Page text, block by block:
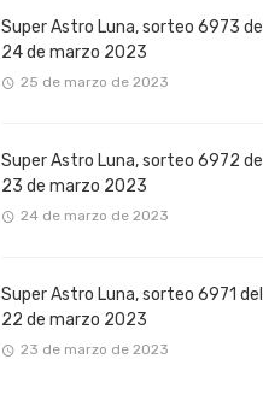
Super Astro Luna, sorteo 6973 del
24 de marzo 2023
25 de marzo de 2023
Super Astro Luna, sorteo 6972 del
23 de marzo 2023
24 de marzo de 2023
Super Astro Luna, sorteo 6971 del
22 de marzo 2023
23 de marzo de 2023